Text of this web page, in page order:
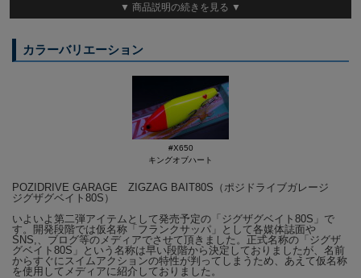
ます。
※お一人様 3個以上、のご購入をさ
れた場合
並びに、同一人物・アドレス等が
一致と判断された場合
▼ 商品説明の続きを見る ▼
カラーバリエーション
#X650
キングオブハート
POZIDRIVE GARAGE ZIGZAG BAIT80S（ポジドライブガレージ
ジグザグベイト80S）
いよいよ第二弾アイテムとして発売予定の「ジグザグベイト80S」で
す。開発段階では仮名称「フランクサッパ」として各媒体誌面や
SNS,、ブログ等のメディアでさせて頂きました。正式名称の「ジグザ
グベイト80S」という名称は早い段階から決定しておりましたが、名前
からすぐにスイムアクションの特性が判ってしまうため、あえて仮名称
を使用してメディアに紹介しておりました。